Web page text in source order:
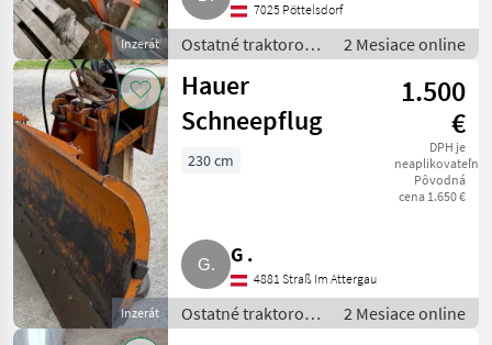
Inzerát
7025 Pöttelsdorf
Ostatné traktorové
komponenty /
Snehový pluh
2 Mesiace online
Inzerát
Hauer
Schneepflug
1.500
€
DPH je
neaplikovateľné
Pôvodná
cena 1.650 €
230 cm
G .
4881 Straß Im Attergau
Ostatné traktorové
komponenty /
2 Mesiace online